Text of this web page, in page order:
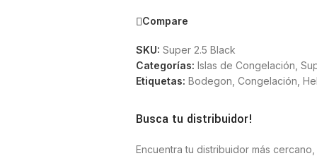
Compare
SKU: Super 2.5 Black
Categorías: Islas de Congelación
Etiquetas: Bodegon Congelación
Busca tu distribuidor!
Encuentra tu distribuidor más cercano,